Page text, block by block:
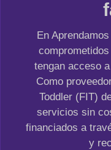
En
tengan acceso
Como
Toddler (FIT)
servicios sin
financiados a
y